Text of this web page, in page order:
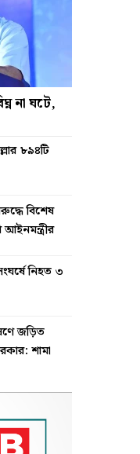
না ঘটে,
৮৯৪টি
বিশেষ
নিহত ৩
জড়িত
শামা